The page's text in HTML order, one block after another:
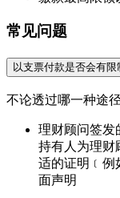
常见问题
以支票付款是否会有限
不论透过哪一种途
理财顾问签发
持有人为理财
适的证明﹝例
面声明